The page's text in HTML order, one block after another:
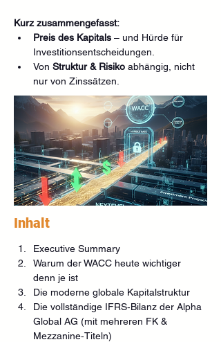
Kurz zusammengefasst:
Preis des Kapitals – und Hürde für
Investitionsentscheidungen.
Von Struktur & Risiko abhängig, nicht
nur von Zinssätzen.
Inhalt
Executive Summary
Warum der WACC heute wichtiger
denn je ist
Die moderne globale Kapitalstruktur
Die vollständige IFRS‑Bilanz der Alpha
Global AG (mit mehreren FK &
Mezzanine‑Titeln)